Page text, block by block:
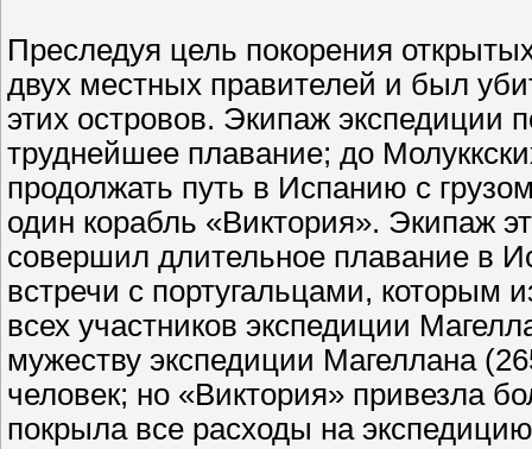
Преследуя цель покорения
двух местных правителей и был
этих островов. Экипаж экспедиции
труднейшее плавание; до
продолжать путь в Испанию с
один корабль «Виктория». Экипаж
совершил длительное плавание в
встречи с португальцами, которым
всех участников экспедиции
мужеству экспедиции Магеллана
человек; но «Виктория» привезла
покрыла все расходы на